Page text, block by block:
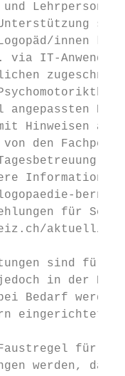
so
innen
via IT-
angepassten
Hinweisen
den
Informationen
für
aktuell/
sind für
in der
Bedarf
eingerichtet.
für
werden,